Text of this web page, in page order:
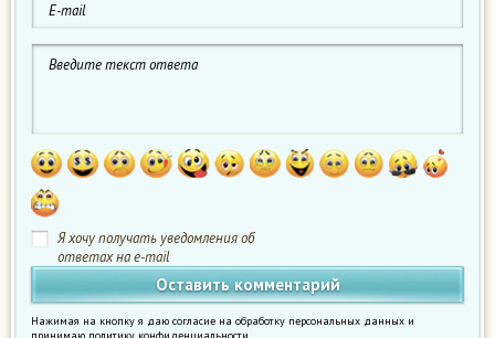
Я хочу получать уведомления об
ответах на e-mail
Нажимая на кнопку я даю согласие на обработку персональных данных и